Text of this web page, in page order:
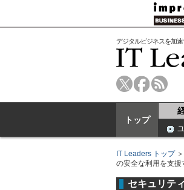
デジタルビジネスを加
トップ
IT Leaders トップ＞
の安全な利用を支援
セキュリティ